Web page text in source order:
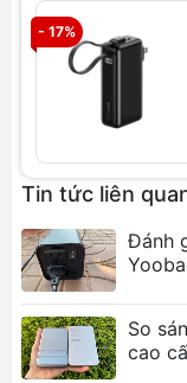
Nắp đậy
bạn theo
không cần
không
Kích thước:
Trọng
Màu sắc:
Chất liệu:
Bao gồm:
điều chỉnh
Túi DELTA Pro
- 17%
Tin tức liên
Đánh
So
cao